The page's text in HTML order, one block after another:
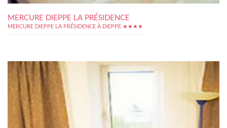
MERCURE DIEPPE LA PRÉSIDENCE
MERCURE DIEPPE LA PRÉSIDENCE À DIEPPE ★★★★